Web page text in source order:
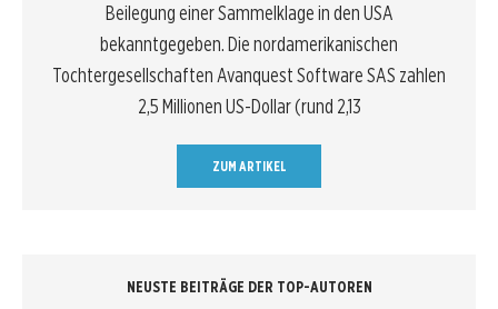
Beilegung einer Sammelklage in den USA
bekanntgegeben. Die nordamerikanischen
Tochtergesellschaften Avanquest Software SAS zahlen
2,5 Millionen US-Dollar (rund 2,13
ZUM ARTIKEL
NEUSTE BEITRÄGE DER TOP-AUTOREN